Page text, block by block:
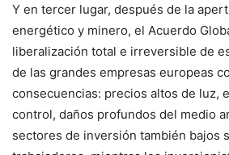
Y en tercer lugar, después de la
energético y minero, el Acuerdo
liberalización total e irreversible de
de las grandes empresas europeas
consecuencias: precios altos de luz,
control, daños profundos del medio
sectores de inversión también bajos